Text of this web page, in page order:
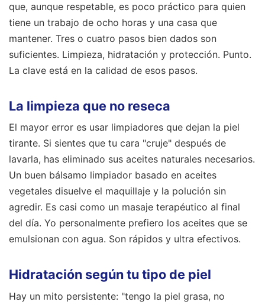
que, aunque respetable, es poco práctico para quien
tiene un trabajo de ocho horas y una casa que
mantener. Tres o cuatro pasos bien dados son
suficientes. Limpieza, hidratación y protección. Punto.
La clave está en la calidad de esos pasos.
La limpieza que no reseca
El mayor error es usar limpiadores que dejan la piel
tirante. Si sientes que tu cara "cruje" después de
lavarla, has eliminado sus aceites naturales necesarios.
Un buen bálsamo limpiador basado en aceites
vegetales disuelve el maquillaje y la polución sin
agredir. Es casi como un masaje terapéutico al final
del día. Yo personalmente prefiero los aceites que se
emulsionan con agua. Son rápidos y ultra efectivos.
Hidratación según tu tipo de piel
Hay un mito persistente: "tengo la piel grasa, no